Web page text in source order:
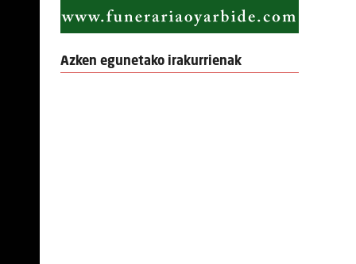
Azken egunetako irakurrienak